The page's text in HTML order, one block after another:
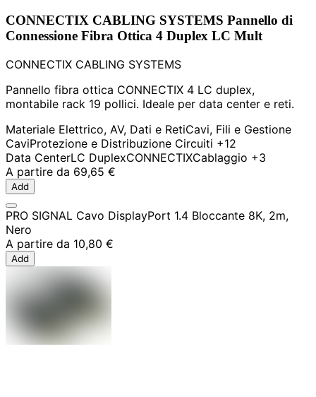
CONNECTIX CABLING SYSTEMS Pannello di
Connessione Fibra Ottica 4 Duplex LC Mult
CONNECTIX CABLING SYSTEMS
Pannello fibra ottica CONNECTIX 4 LC duplex,
montabile rack 19 pollici. Ideale per data center e reti.
Materiale Elettrico, AV, Dati e RetiCavi, Fili e Gestione
CaviProtezione e Distribuzione Circuiti +12
Data CenterLC DuplexCONNECTIXCablaggio +3
A partire da 69,65 €
Add
PRO SIGNAL Cavo DisplayPort 1.4 Bloccante 8K, 2m,
Nero
A partire da 10,80 €
Add